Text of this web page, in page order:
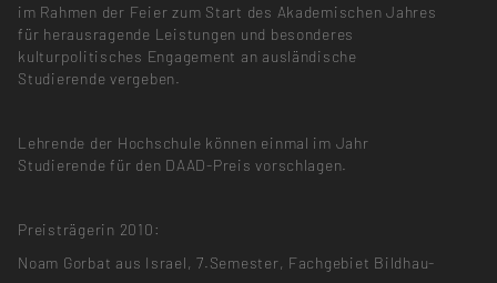
im Rahmen der Feier zum Start des Akademischen Jahres
für herausragende Leistungen und besonderes
kulturpolitisches Engagement an ausländische
Studierende vergeben.
Lehrende der Hochschule können einmal im Jahr
Studierende für den DAAD-Preis vorschlagen.
Preisträgerin 2010:
Noam Gorbat aus Israel, 7.Semester, Fachgebiet Bildhau-